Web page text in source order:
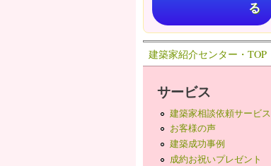
る
建築家紹介センター・TOP
サービス
建築家相談依頼サービス
お客様の声
建築成功事例
成約お祝いプレゼント